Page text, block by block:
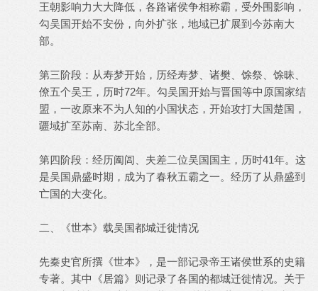
王朝影响力大大降低，各路诸侯争相称霸，受外围影响，
勾吴国开始不安份，向外扩张，地域已扩展到今苏南大
部。
第三阶段：从寿梦开始，历经寿梦、诸樊、馀祭、馀昧、
僚五个吴王，历时72年。勾吴国开始与晋国等中原国家结
盟，一改原来不为人知的小国状态，开始攻打大国楚国，
疆域扩至苏南、苏北全部。
第四阶段：经历阖闾、夫差二位吴国国主，历时41年。这
是吴国鼎盛时期，成为了春秋五霸之一。经历了从鼎盛到
亡国的大变化。
二、《世本》载吴国都城迁徙情况
先秦史官所撰《世本》，是一部记录帝王诸侯世系的史籍
专著。其中《居篇》则记录了各国的都城迁徙情况。关于